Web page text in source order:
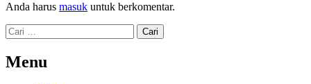
Anda harus masuk untuk berkomentar.
Cari
untuk:
Menu